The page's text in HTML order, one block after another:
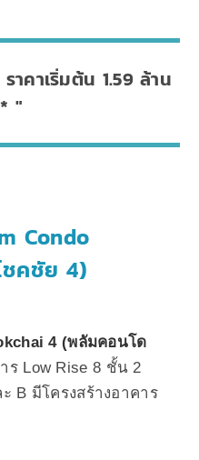
าคาเริ่มต้น 1.59 ล้าน
Condo
คชัย 4)
4 (พลัมคอนโด
ร Low Rise 8 ชั้น 2
B มีโครงสร้างอาคาร